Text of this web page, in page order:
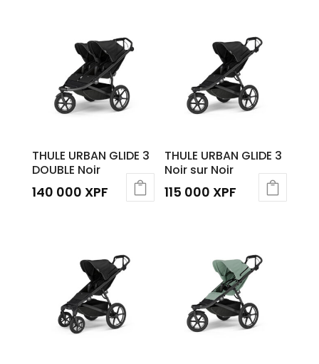
THULE URBAN GLIDE 3
DOUBLE Noir
140 000 XPF
THULE URBAN GLIDE 3
Noir sur Noir
115 000 XPF